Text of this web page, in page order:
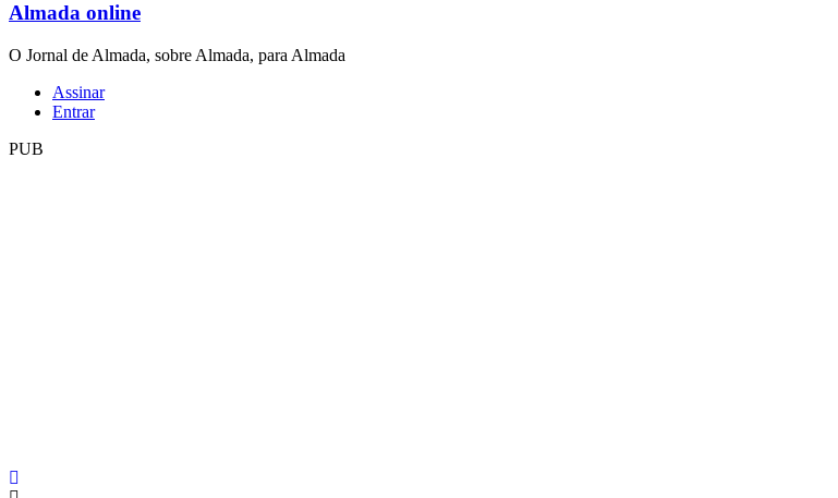
Almada online
O Jornal de Almada, sobre Almada, para Almada
Assinar
Entrar
PUB